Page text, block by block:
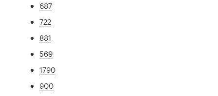
687
722
881
569
1790
900